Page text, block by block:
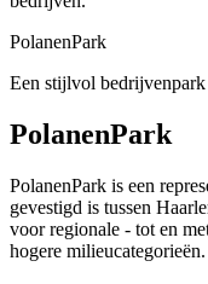
PolanenPark
Een stijlvol bedrijvenpark
PolanenPark
PolanenPark is een
gevestigd is tussen
voor regionale - tot en
hogere milieucategorieën.